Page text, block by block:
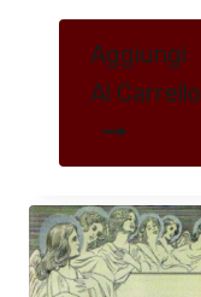
Aggiungi
Al Carrello